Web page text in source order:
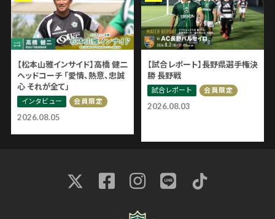
2026.08.05
【松本山雅インサイド】高橋 健二
ヘッドコーチ 「愛情、熱意、忠誠
心 それが全て」
インタビュー 会員限定
2026.08.03
【試合レポート】長野県選手権決
勝 長野戦
試合レポート 会員限定